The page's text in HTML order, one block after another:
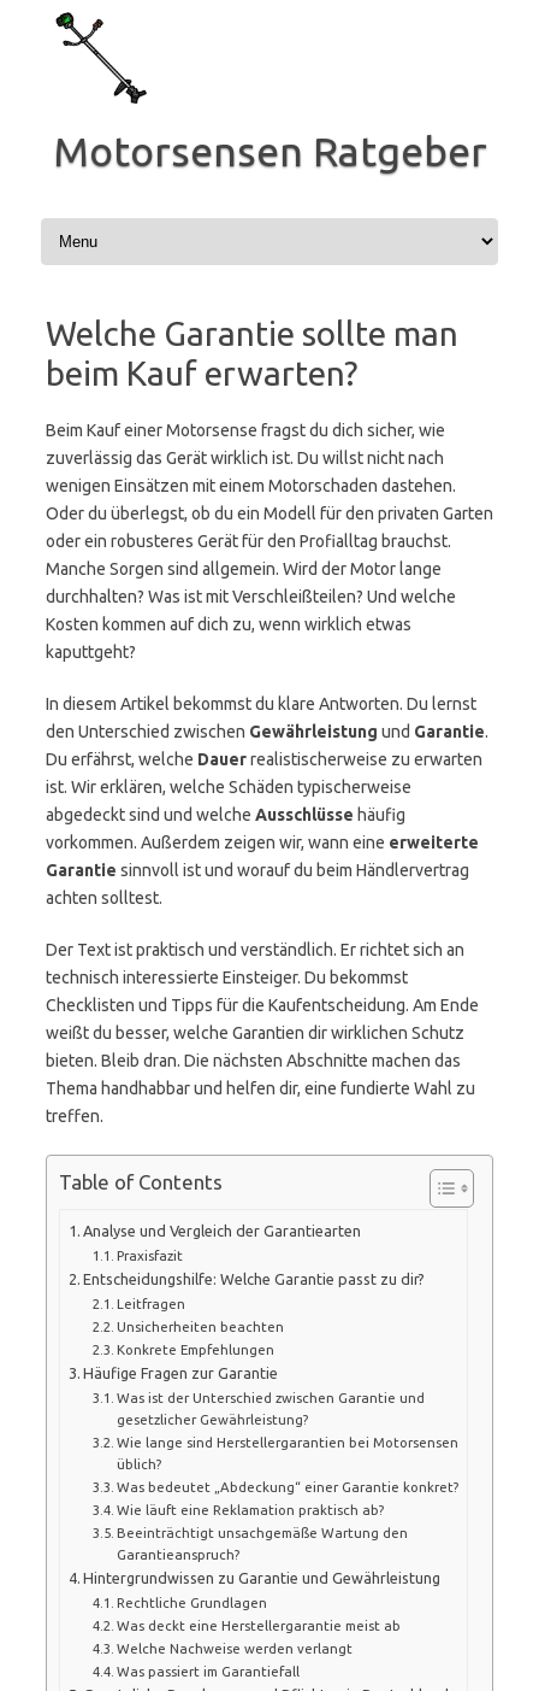
Inhalt
springen
Motorsensen Ratgeber
Welche Garantie sollte man
beim Kauf erwarten?
Beim Kauf einer Motorsense fragst du dich sicher, wie
zuverlässig das Gerät wirklich ist. Du willst nicht nach
wenigen Einsätzen mit einem Motorschaden dastehen.
Oder du überlegst, ob du ein Modell für den privaten Garten
oder ein robusteres Gerät für den Profialltag brauchst.
Manche Sorgen sind allgemein. Wird der Motor lange
durchhalten? Was ist mit Verschleißteilen? Und welche
Kosten kommen auf dich zu, wenn wirklich etwas
kaputtgeht?
In diesem Artikel bekommst du klare Antworten. Du lernst
den Unterschied zwischen Gewährleistung und Garantie.
Du erfährst, welche Dauerrealistischerweise zu erwarten
ist. Wir erklären, welche Schäden typischerweise
abgedeckt sind und welche Ausschlüsse häufig
vorkommen. Außerdem zeigen wir, wann eine erweiterte
Garantie sinnvoll ist und worauf du beim Händlervertrag
achten solltest.
Der Text ist praktisch und verständlich. Er richtet sich an
technisch interessierte Einsteiger. Du bekommst
Checklisten und Tipps für die Kaufentscheidung. Am Ende
weißt du besser, welche Garantien dir wirklichen Schutz
bieten. Bleib dran. Die nächsten Abschnitte machen das
Thema handhabbar und helfen dir, eine fundierte Wahl zu
treffen.
Table of Contents
Analyse und Vergleich der Garantiearten
Praxisfazit
Entscheidungshilfe: Welche Garantie passt zu dir?
Leitfragen
Unsicherheiten beachten
Konkrete Empfehlungen
Häufige Fragen zur Garantie
Was ist der Unterschied zwischen Garantie und
gesetzlicher Gewährleistung?
Wie lange sind Herstellergarantien bei Motorsensen
üblich?
Was bedeutet „Abdeckung“ einer Garantie konkret?
Wie läuft eine Reklamation praktisch ab?
Beeinträchtigt unsachgemäße Wartung den
Garantieanspruch?
Hintergrundwissen zu Garantie und Gewährleistung
Rechtliche Grundlagen
Was deckt eine Herstellergarantie meist ab
Welche Nachweise werden verlangt
Was passiert im Garantiefall